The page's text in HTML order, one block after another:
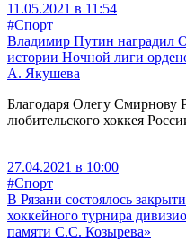
11.05.2021 в 11:54
#Спорт
Владимир Путин наградил
истории Ночной лиги
А. Якушева
Благодаря Олегу Смирнову
любительского хоккея
27.04.2021 в 10:00
#Спорт
В Рязани состоялось
хоккейного турнира
памяти С.С. Козырева»